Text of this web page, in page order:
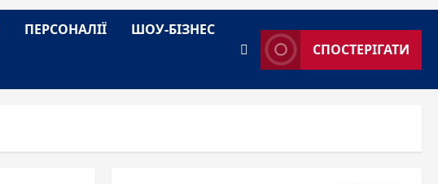
ПЕРСОНАЛІЇ ШОУ-БІЗНЕС
СПОСТЕРІГАТИ